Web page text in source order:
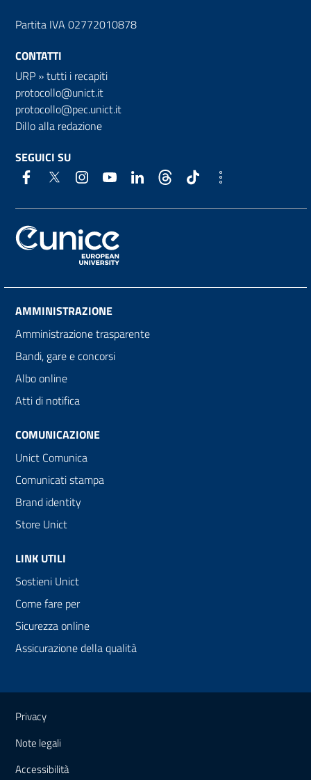
Partita IVA 02772010878
CONTATTI
URP »tutti i recapiti
protocollo@unict.it
protocollo@pec.unict.it
Dillo alla redazione
SEGUICI SU
AMMINISTRAZIONE
Amministrazione trasparente
Bandi, gare e concorsi
Albo online
Atti di notifica
COMUNICAZIONE
Unict Comunica
Comunicati stampa
Brand identity
Store Unict
LINK UTILI
Sostieni Unict
Come fare per
Sicurezza online
Assicurazione della qualità
Link e informazioni utili
Privacy
Note legali
Accessibilità